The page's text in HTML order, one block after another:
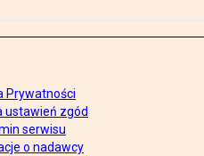
Prywatności
ustawień zgód
serwisu
o nadawcy